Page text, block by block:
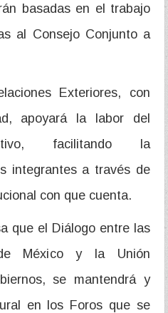
basadas en el trabajo
al Consejo Conjunto a
Exteriores, con
apoyará la labor del
facilitando la
integrantes a través de
con que cuenta.
que el Diálogo entre las
México y la Unión
se mantendrá y
en los Foros que se